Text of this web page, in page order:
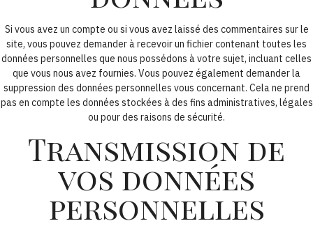
Si vous avez un compte ou si vous avez laissé des commentaires sur le
site, vous pouvez demander à recevoir un fichier contenant toutes les
données personnelles que nous possédons à votre sujet, incluant celles
que vous nous avez fournies. Vous pouvez également demander la
suppression des données personnelles vous concernant. Cela ne prend
pas en compte les données stockées à des fins administratives, légales
ou pour des raisons de sécurité.
Transmission de
vos données
personnelles